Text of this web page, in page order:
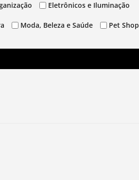
Eletrônicos e Iluminação
Moda, Beleza e Saúde Pet Shop